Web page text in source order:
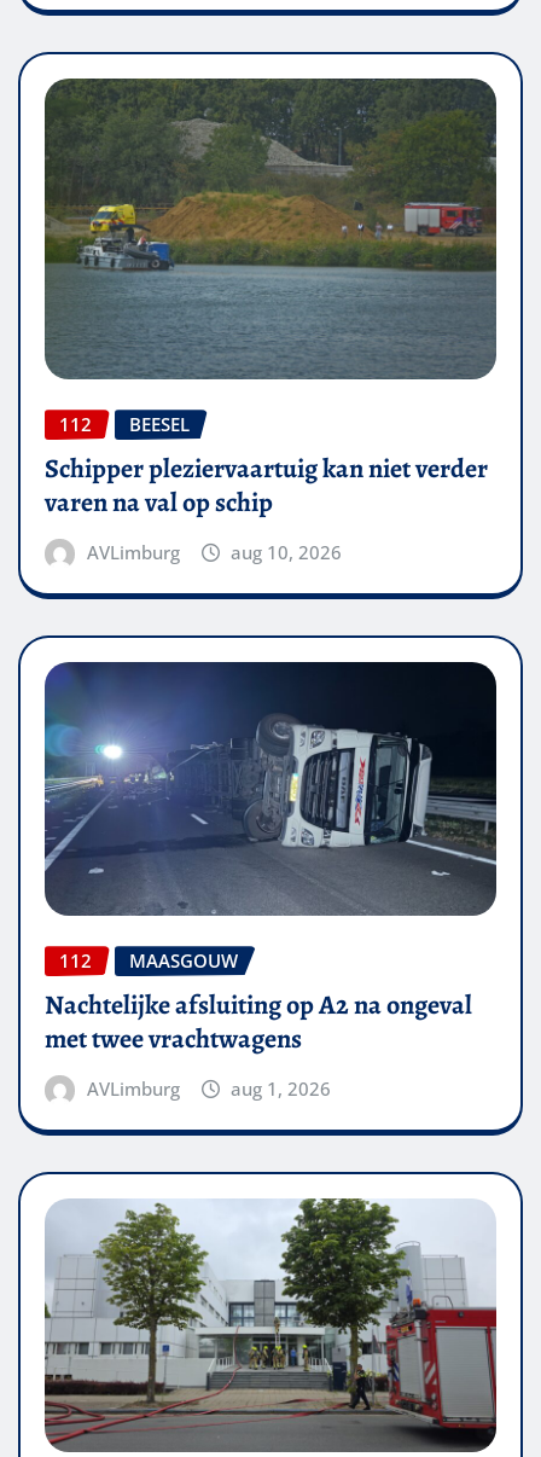
112 BEESEL
Schipper pleziervaartuig kan niet verder
varen na val op schip
AVLimburg aug 10, 2026
112 MAASGOUW
Nachtelijke afsluiting op A2 na ongeval
met twee vrachtwagens
AVLimburg aug 1, 2026